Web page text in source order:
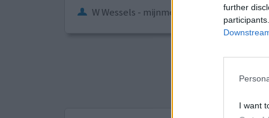
further
I want
W Wessels - mijnmedicijn.nl (03-09-2019)
Sorteer op